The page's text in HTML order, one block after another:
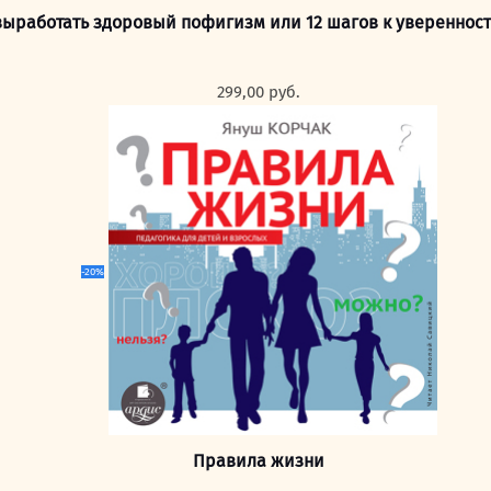
здоровый пофигизм или 12 шагов к
299,00 руб.
-20%
Правила жизни